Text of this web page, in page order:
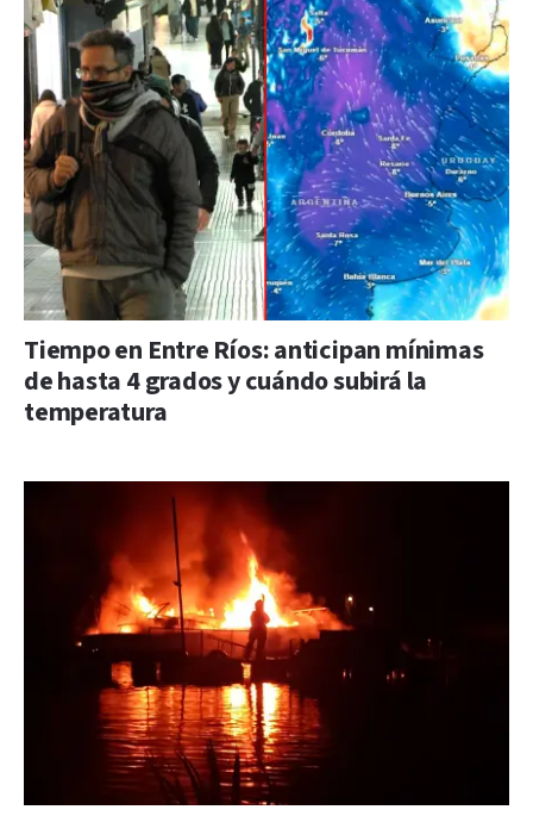
Tiempo en Entre Ríos: anticipan mínimas
de hasta 4 grados y cuándo subirá la
temperatura